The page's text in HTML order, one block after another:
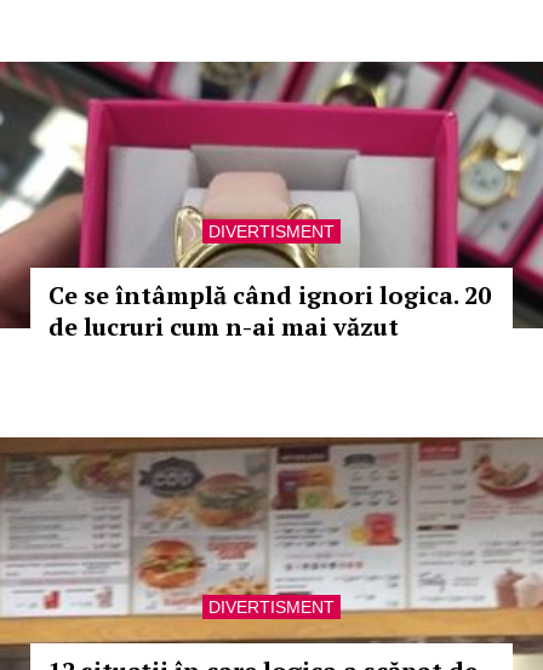
DIVERTISMENT
Ce se întâmplă când ignori logica. 20
de lucruri cum n-ai mai văzut
DIVERTISMENT